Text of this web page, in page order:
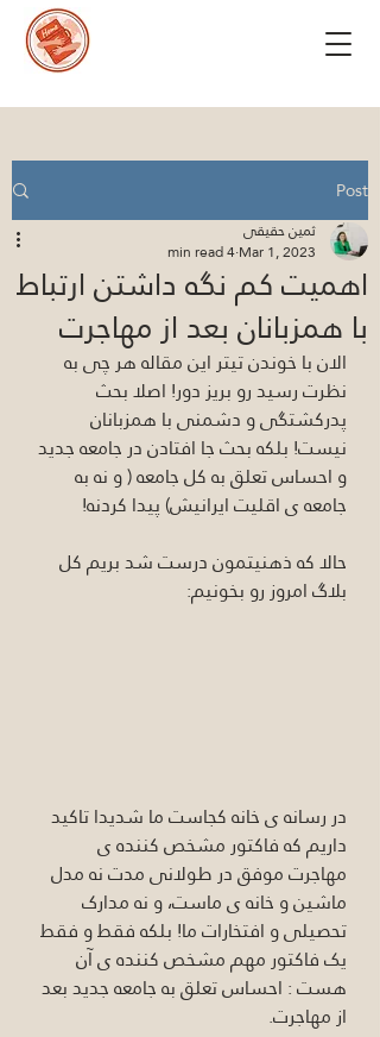
Post
اهمیت کم نگه داشتن ارتباط
با همزبانان بعد از مهاجرت
ثمین حقیقی
Mar 1, 2023
4 min read
الان با خوندن تیتر این مقاله هر چی به
نظرت رسید رو بریز دور! اصلا بحث
پدرکشتگی و دشمنی با همزبانان
نیست! بلکه بحث جا افتادن در جامعه جدید
و احساس تعلق به کل جامعه ( و نه به
جامعه ی اقلیت ایرانیش) پیدا کردنه!
حالا که ذهنیتمون درست شد بریم کل
بلاگ امروز رو بخونیم:
در رسانه ی خانه کجاست ما شدیدا تاکید
داریم که فاکتور مشخص کننده ی
مهاجرت موفق در طولانی مدت نه مدل
ماشین و خانه ی ماست، و نه مدارک
تحصیلی و افتخارات ما! بلکه فقط و فقط
یک فاکتور مهم مشخص کننده ی آن
هست : احساس تعلق به جامعه جدید بعد
از مهاجرت.